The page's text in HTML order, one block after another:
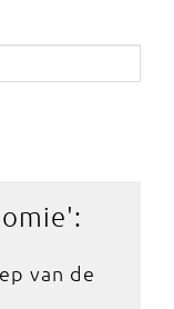
':
van de